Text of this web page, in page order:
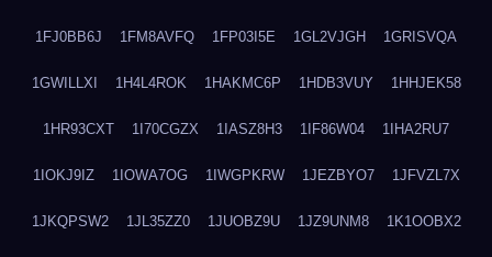
1FJ0BB6J 1FM8AVFQ 1FP03I5E 1GL2VJGH 1GRISVQA
1GWILLXI 1H4L4ROK 1HAKMC6P 1HDB3VUY 1HHJEK58
1HR93CXT 1I70CGZX 1IASZ8H3 1IF86W04 1IHA2RU7
1IOKJ9IZ 1IOWA7OG 1IWGPKRW 1JEZBYO7 1JFVZL7X
1JKQPSW2 1JL35ZZ0 1JUOBZ9U 1JZ9UNM8 1K1OOBX2